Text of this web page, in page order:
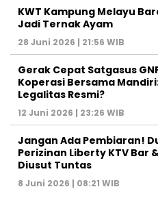
KWT Kampung Melayu
Jadi Ternak Ayam
28 Juni 2026 | 21:56 WIB
Gerak Cepat Satgasus
Koperasi Bersama
Legalitas Resmi?
12 Juni 2026 | 23:26 WIB
Jangan Ada Pembiaran!
Perizinan Liberty KTV Bar
Diusut Tuntas
8 Juni 2026 | 08:21 WIB